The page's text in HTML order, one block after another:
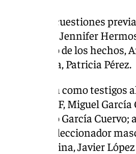
con las cuestiones
la propia Jennifer
el momento de los hechos,
femenina, Patricia Pérez.
escuchará como testigos
de la RFEF, Miguel
RFEF, Pablo García
Yunta; al seleccionador
femenina, Javier